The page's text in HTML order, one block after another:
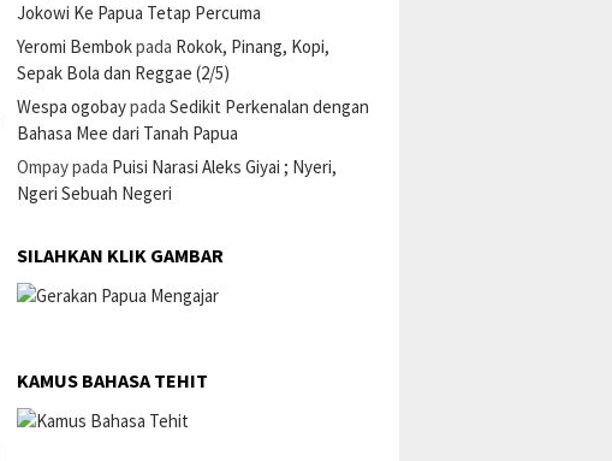
Jokowi Ke Papua Tetap Percuma
Yeromi Bembokpada Rokok, Pinang, Kopi,
Sepak Bola dan Reggae (2/5)
Wespa ogobaypadaSedikit Perkenalan dengan
Bahasa Mee dari Tanah Papua
Ompaypada Puisi Narasi Aleks Giyai ; Nyeri,
Ngeri Sebuah Negeri
SILAHKAN KLIK GAMBAR
KAMUS BAHASA TEHIT